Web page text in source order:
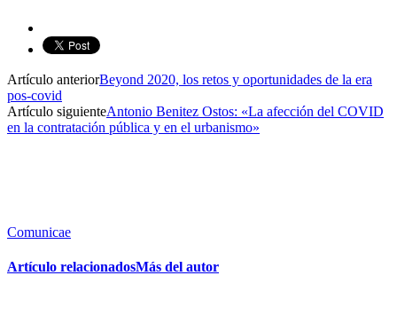
Artículo anteriorBeyond 2020, los retos y oportunidades de la era
pos-covid
Artículo siguienteAntonio Benitez Ostos: «La afección del COVID
en la contratación pública y en el urbanismo»
Comunicae
Artículo relacionadosMás del autor